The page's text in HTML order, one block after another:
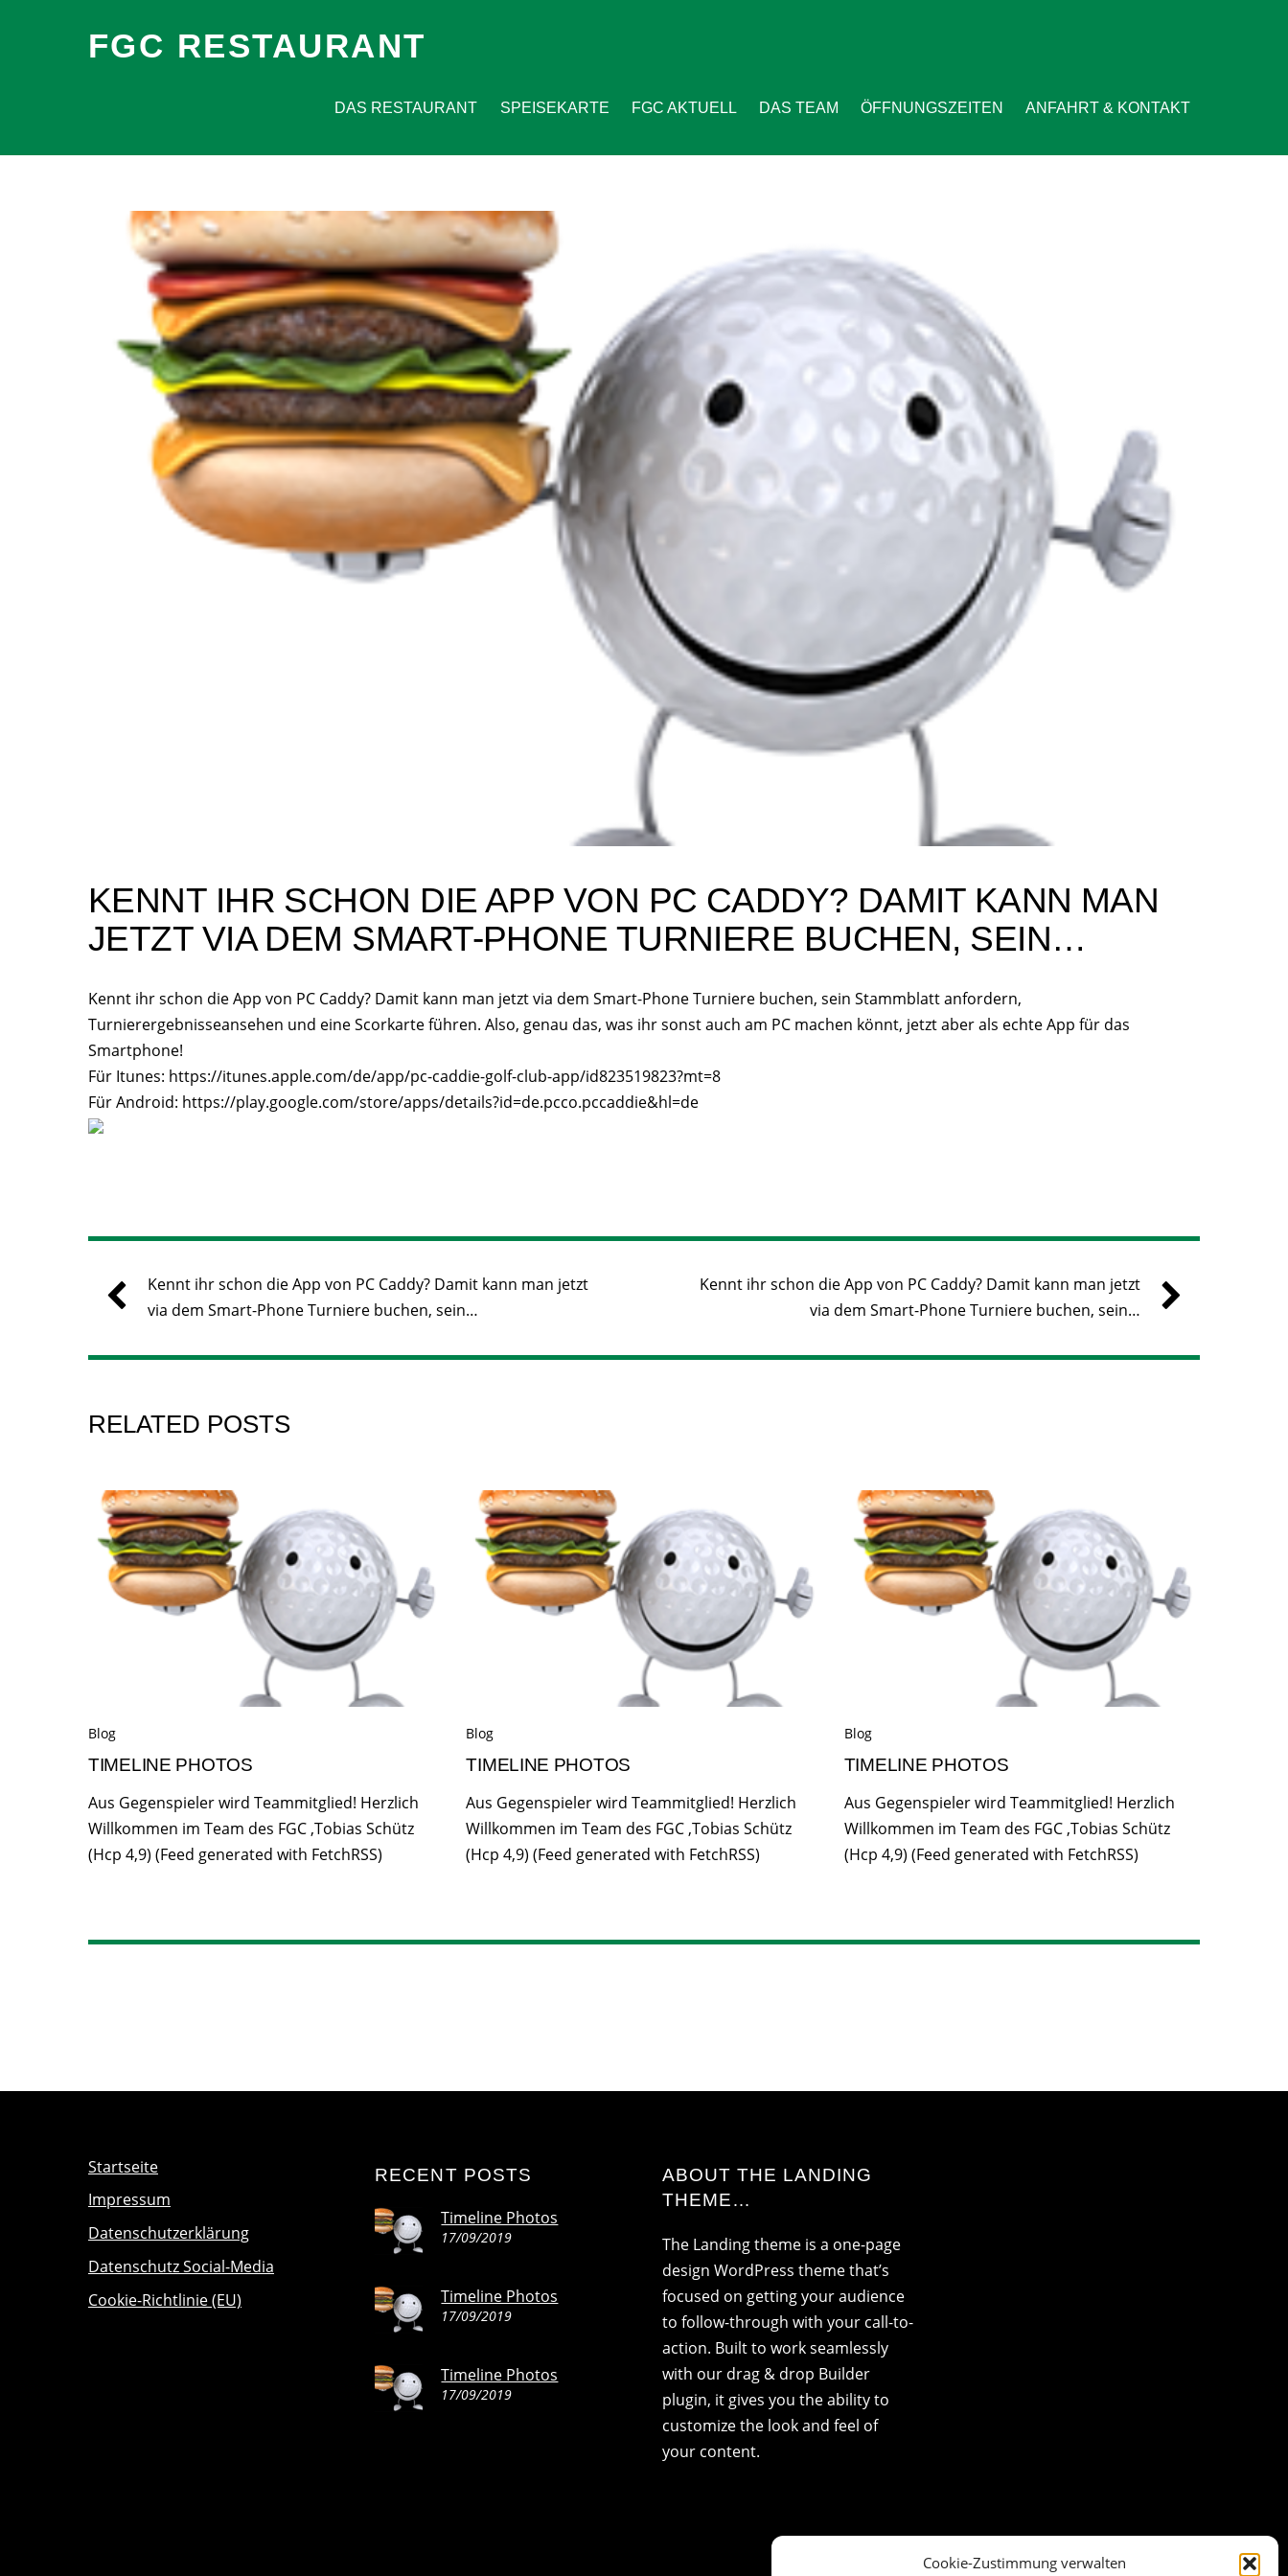
Cookie-Zustimmung verwalten
FGC RESTAURANT
DAS RESTAURANT SPEISEKARTE FGC AKTUELL DAS TEAM ÖFFNUNGSZEITEN ANFAHRT & KONTAKT
KENNT IHR SCHON DIE APP VON PC CADDY? DAMIT KANN MAN
JETZT VIA DEM SMART-PHONE TURNIERE BUCHEN, SEIN…
Kennt ihr schon die App von PC Caddy? Damit kann man jetzt via dem Smart-Phone Turniere buchen, sein Stammblatt anfordern,
Turnierergebnisseansehen und eine Scorkarte führen. Also, genau das, was ihr sonst auch am PC machen könnt, jetzt aber als echte App für das
Smartphone!
Für Itunes: https://itunes.apple.com/de/app/pc-caddie-golf-club-app/id823519823?mt=8
Für Android: https://play.google.com/store/apps/details?id=de.pcco.pccaddie&hl=de
Kennt ihr schon die App von PC Caddy? Damit kann man jetzt
via dem Smart-Phone Turniere buchen, sein…
Kennt ihr schon die App von PC Caddy? Damit kann man jetzt
via dem Smart-Phone Turniere buchen, sein…
RELATED POSTS
Blog
TIMELINE PHOTOS
Aus Gegenspieler wird Teammitglied! Herzlich
Willkommen im Team des FGC ,Tobias Schütz
(Hcp 4,9) (Feed generated with FetchRSS)
Blog
TIMELINE PHOTOS
Aus Gegenspieler wird Teammitglied! Herzlich
Willkommen im Team des FGC ,Tobias Schütz
(Hcp 4,9) (Feed generated with FetchRSS)
Blog
TIMELINE PHOTOS
Aus Gegenspieler wird Teammitglied! Herzlich
Willkommen im Team des FGC ,Tobias Schütz
(Hcp 4,9) (Feed generated with FetchRSS)
Startseite
Impressum
Datenschutzerklärung
Datenschutz Social-Media
Cookie-Richtlinie (EU)
RECENT POSTS
Timeline Photos
17/09/2019
Timeline Photos
17/09/2019
Timeline Photos
17/09/2019
ABOUT THE LANDING
THEME…
The Landing theme is a one-page
design WordPress theme that’s
focused on getting your audience
to follow-through with your call-to-
action. Built to work seamlessly
with our drag & drop Builder
plugin, it gives you the ability to
customize the look and feel of
your content.